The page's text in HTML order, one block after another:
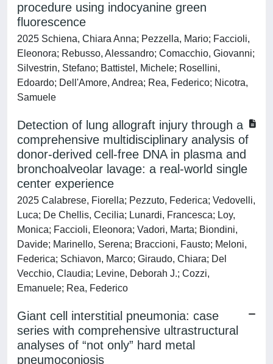
procedure using indocyanine green
fluorescence
2025 Schiena, Chiara Anna; Pezzella, Mario; Faccioli,
Eleonora; Rebusso, Alessandro; Comacchio, Giovanni;
Silvestrin, Stefano; Battistel, Michele; Rosellini,
Edoardo; Dell'Amore, Andrea; Rea, Federico; Nicotra,
Samuele
Detection of lung allograft injury through a
comprehensive multidisciplinary analysis of
donor-derived cell-free DNA in plasma and
bronchoalveolar lavage: a real-world single
center experience
2025 Calabrese, Fiorella; Pezzuto, Federica; Vedovelli,
Luca; De Chellis, Cecilia; Lunardi, Francesca; Loy,
Monica; Faccioli, Eleonora; Vadori, Marta; Biondini,
Davide; Marinello, Serena; Braccioni, Fausto; Meloni,
Federica; Schiavon, Marco; Giraudo, Chiara; Del
Vecchio, Claudia; Levine, Deborah J.; Cozzi,
Emanuele; Rea, Federico
Giant cell interstitial pneumonia: case
series with comprehensive ultrastructural
analyses of “not only” hard metal
pneumoconiosis